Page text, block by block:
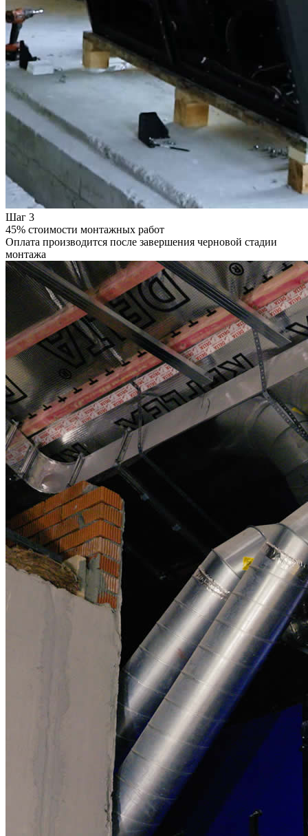
Шаг 3
45% стоимости монтажных работ
Оплата производится после завершения черновой стадии
монтажа